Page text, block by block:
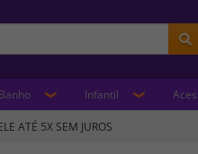
Infantil
ATÉ 5X SEM JUROS